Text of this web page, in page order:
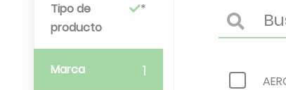
Tipo de
producto
Marca 1